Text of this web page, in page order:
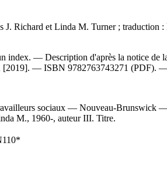
J. Richard et Linda M. Turner ; traduction :
index. — Description d'après la notice
[2019]. — ISBN 9782763743271 (PDF).
sociaux — Nouveau-Brunswick
M., 1960-, auteur III. Titre.